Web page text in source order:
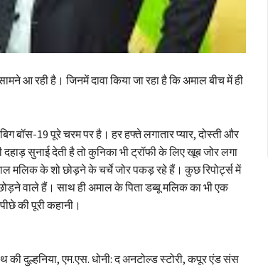
आ रही है। जिनमें दावा किया जा रहा है कि अमाल बीच में ही
बॉस-19 पूरे चरम पर है। हर हफ्ते लगातार प्यार, दोस्ती और
सुनाई देती है तो कुनिका भी ट्रॉफी के लिए खूब जोर लगा
मलिक के शो छोड़ने के चर्चे जोर पकड़ रहे हैं। कुछ रिपोर्ट्स में
वाले हैं। साथ ही अमाल के पिता डब्बू मलिक का भी एक
की पूरी कहानी।
दुल्हनिया, एम.एस. धोनी: द अनटोल्ड स्टोरी, कपूर एंड संस